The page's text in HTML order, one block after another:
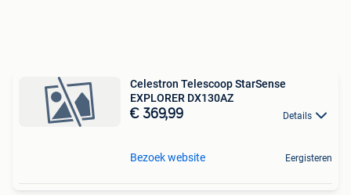
Celestron Telescoop StarSense
EXPLORER DX130AZ
€ 369,99 Details
Bezoek website Eergisteren